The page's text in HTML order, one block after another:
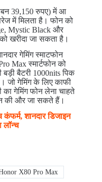
39,150 रुपए) में आ
में मिलता है। फोन को
Mystic Black और
खरीदा जा सकता है।
गेमिंग स्माटफोन
Max स्मार्टफोन को
बैटरी 1000nits पिक
जो गेमिंग के लिए काफी
गेमिंग फोन लेना चाहते
की और जा सकते हैं।
शानदार डिजाइन
लॉन्च
X80 Pro Max